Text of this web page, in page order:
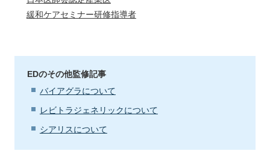
緩和ケアセミナー研修指導者
EDのその他監修記事
バイアグラについて
レビトラジェネリックについて
シアリスについて